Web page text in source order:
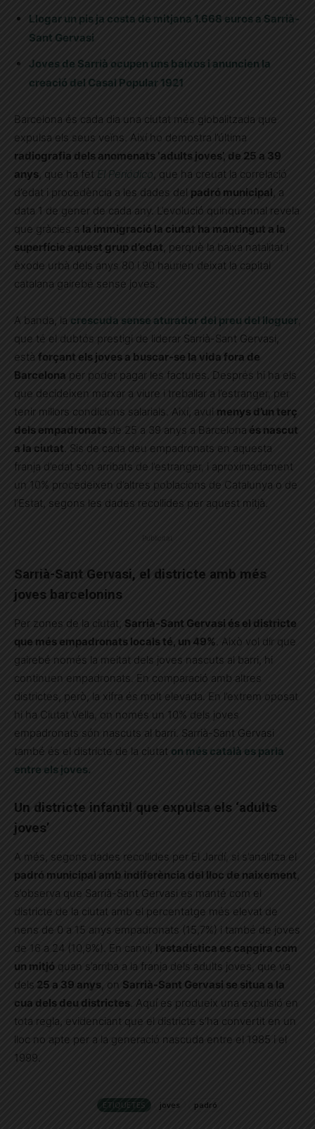
Llogar un pis ja costa de mitjana 1.668 euros a Sarrià-
Sant Gervasi
Joves de Sarrià ocupen uns baixos i anuncien la
creació del Casal Popular 1921
Barcelona és cada dia una ciutat més globalitzada que
expulsa els seus veïns. Així ho demostra l’última
radiografia dels anomenats ‘adults joves’, de 25 a 39
anys, que ha fet El Periódico, que ha creuat la correlació
d’edat i procedència a les dades del padró municipal
, a
data 1 de gener de cada any. L’evolució quinquennal revela
que gràcies a la immigració la ciutat ha mantingut a la
superfície aquest grup d’edat, perquè la baixa natalitat i
èxode urbà dels anys 80 i 90 haurien deixat la capital
catalana gairebé sense joves.
A banda, la crescuda sense aturador del preu del lloguer
que té el dubtós prestigi de liderar Sarrià-Sant Gervasi,
està forçant els joves a buscar-se la vida fora de
Barcelona per poder pagar les factures. Després hi ha els
que decideixen marxar a viure i treballar a l’estranger, per
tenir millors condicions salarials. Així, avui menys d’un terç
dels empadronats de 25 a 39 anys a Barcelona és nascut
a la ciutat. Sis de cada deu empadronats en aquesta
franja d’edat són arribats de l’estranger, i aproximadament
un 10% procedeixen d’altres poblacions de Catalunya o de
l’Estat, segons les dades recollides per aquest mitjà.
Sarrià-Sant Gervasi, el districte amb més
joves barcelonins
Per zones de la ciutat, Sarrià-Sant Gervasi és el districte
que més empadronats locals té, un 49%. Això vol dir que
gairebé només la meitat dels joves nascuts al barri, hi
continuen empadronats. En comparació amb altres
districtes, però, la xifra és molt elevada. En l’extrem oposat
hi ha Ciutat Vella, on només un 10% dels joves
empadronats són nascuts al barri. Sarrià-Sant Gervasi
també és el districte de la ciutat on més català es parla
entre els joves.
Un districte infantil que expulsa els ‘adults
joves’
A més, segons dades recollides per El Jardí, si s’analitza el
padró municipal amb indiferència del lloc de naixement,
s’observa que Sarrià-Sant Gervasi es manté com el
districte de la ciutat amb el percentatge més elevat de
nens de 0 a 15 anys empadronats (15,7%) i també de joves
de 16 a 24 (10,9%). En canvi, l’estadística es capgira com
un mitjó quan s’arriba a la franja dels adults joves, que va
dels 25 a 39 anys, on Sarrià-Sant Gervasi se situa a la
cua dels deu districtes . Aquí es produeix una expulsió en
tota regla, evidenciant que el districte s’ha convertit en un
lloc no apte per a la generació nascuda entre el 1985 i el
1999.
ETIQUETES joves padró